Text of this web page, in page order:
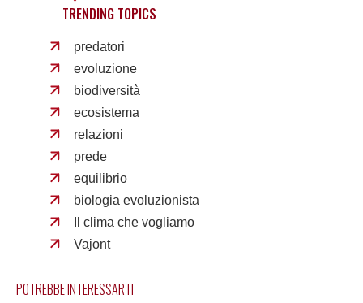
TRENDING TOPICS
predatori
evoluzione
biodiversità
ecosistema
relazioni
prede
equilibrio
biologia evoluzionista
Il clima che vogliamo
Vajont
POTREBBE INTERESSARTI